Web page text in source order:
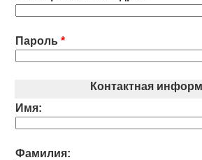
Пароль *
Контактная
Имя:
Фамилия: